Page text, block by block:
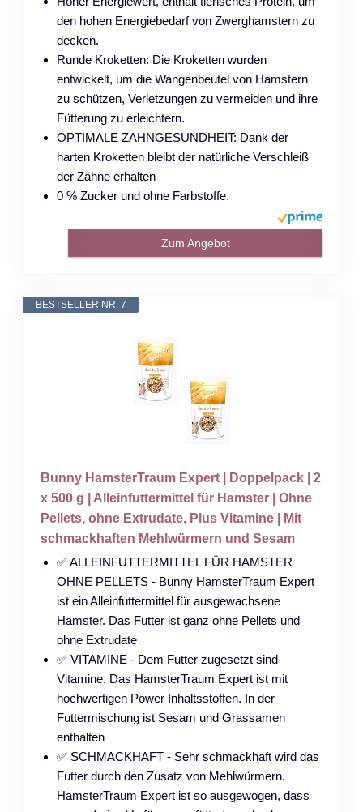
den hohen Energiebedarf von Zwerghamstern zu
decken.
Runde Kroketten: Die Kroketten wurden
entwickelt, um die Wangenbeutel von Hamstern
zu schützen, Verletzungen zu vermeiden und ihre
Fütterung zu erleichtern.
OPTIMALE ZAHNGESUNDHEIT: Dank der
harten Kroketten bleibt der natürliche Verschleiß
der Zähne erhalten
0 % Zucker und ohne Farbstoffe.
Zum Angebot
BESTSELLER NR. 7
Bunny HamsterTraum Expert | Doppelpack | 2
x 500 g | Alleinfuttermittel für Hamster | Ohne
Pellets, ohne Extrudate, Plus Vitamine | Mit
schmackhaften Mehlwürmern und Sesam
✅ ALLEINFUTTERMITTEL FÜR HAMSTER
OHNE PELLETS - Bunny HamsterTraum Expert
ist ein Alleinfuttermittel für ausgewachsene
Hamster. Das Futter ist ganz ohne Pellets und
ohne Extrudate
✅ VITAMINE - Dem Futter zugesetzt sind
Vitamine. Das HamsterTraum Expert ist mit
hochwertigen Power Inhaltsstoffen. In der
Futtermischung ist Sesam und Grassamen
enthalten
✅ SCHMACKHAFT - Sehr schmackhaft wird das
Futter durch den Zusatz von Mehlwürmern.
HamsterTraum Expert ist so ausgewogen, dass